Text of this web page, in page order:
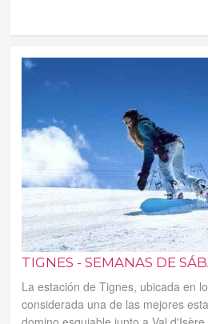
TIGNES - SEMANAS DE
La estación de Tignes, ubicada en
considerada una de las mejores